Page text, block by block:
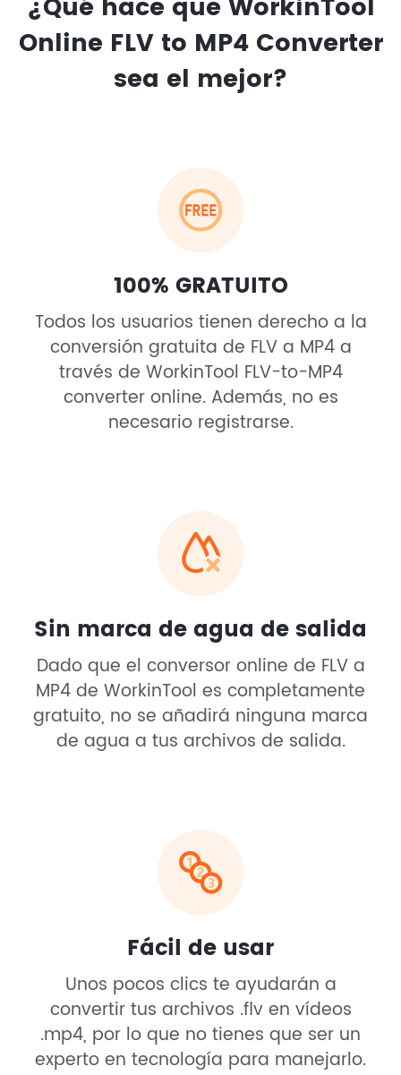
¿Qué hace que WorkinTool
Online FLV to MP4 Converter
sea el mejor?
100% GRATUITO
Todos los usuarios tienen derecho a la
conversión gratuita de FLV a MP4 a
través de WorkinTool FLV-to-MP4
converter online. Además, no es
necesario registrarse.
Sin marca de agua de salida
Dado que el conversor online de FLV a
MP4 de WorkinTool es completamente
gratuito, no se añadirá ninguna marca
de agua a tus archivos de salida.
Fácil de usar
Unos pocos clics te ayudarán a
convertir tus archivos .flv en vídeos
.mp4, por lo que no tienes que ser un
experto en tecnología para manejarlo.